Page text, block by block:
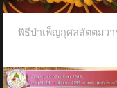
พิธีบำเพ็ญกุศลสัตตมวา